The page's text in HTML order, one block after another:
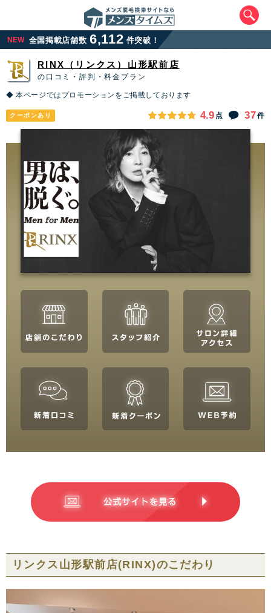
NEW 全国掲載店舗数 6,112 件突破！
RINX（リンクス）山形駅前店
の口コミ・評判・料金プラン
◆ 本ページではプロモーションをご掲載しております
クーポンあり 4.9 点 37件
リンクス山形駅前店(RINX)のこだわり
エリアから最寄りサロンを探す
北海道・東北
北海道 岩手県
秋田県 福島県
茨城県 埼玉県
千葉県 東京都 神奈川県
中部
新潟県 福井県
山梨県 長野県 岐阜県 静岡県
愛知県
滋賀県 京都府 大阪府 兵庫県
中国・四国